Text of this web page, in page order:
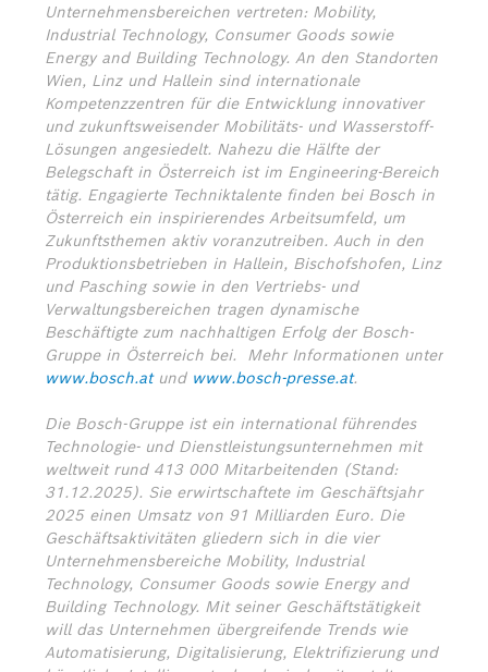
Unternehmensbereichen vertreten: Mobility,
Industrial Technology, Consumer Goods sowie
Energy and Building Technology. An den Standorten
Wien, Linz und Hallein sind internationale
Kompetenzzentren für die Entwicklung innovativer
und zukunftsweisender Mobilitäts- und Wasserstoff-
Lösungen angesiedelt. Nahezu die Hälfte der
Belegschaft in Österreich ist im Engineering-Bereich
tätig. Engagierte Techniktalente finden bei Bosch in
Österreich ein inspirierendes Arbeitsumfeld, um
Zukunftsthemen aktiv voranzutreiben. Auch in den
Produktionsbetrieben in Hallein, Bischofshofen, Linz
und Pasching sowie in den Vertriebs- und
Verwaltungsbereichen tragen dynamische
Beschäftigte zum nachhaltigen Erfolg der Bosch-
Gruppe in Österreich bei. Mehr Informationen unter
www.bosch.atund www.bosch-presse.at.
Die Bosch-Gruppe ist ein international führendes
Technologie- und Dienstleistungsunternehmen mit
weltweit rund 413 000 Mitarbeitenden (Stand:
31.12.2025). Sie erwirtschaftete im Geschäftsjahr
2025 einen Umsatz von 91 Milliarden Euro. Die
Geschäftsaktivitäten gliedern sich in die vier
Unternehmensbereiche Mobility, Industrial
Technology, Consumer Goods sowie Energy and
Building Technology. Mit seiner Geschäftstätigkeit
will das Unternehmen übergreifende Trends wie
Automatisierung, Digitalisierung, Elektrifizierung und